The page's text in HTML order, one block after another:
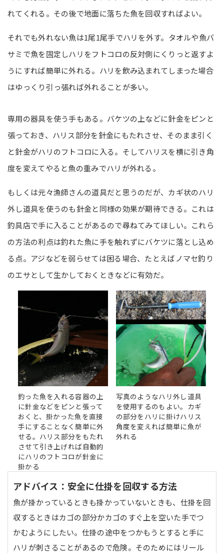
れてくれる。その後で地面に落ちた魚を回収すればよい。
それでも外れない魚は1尾1尾手でハリを外す。タオルや魚バ
サミで魚を固定しハリをフトコロの反対側にくりっと返すよ
うにすれば簡単に外れる。ハリを飲み込まれてしまった場合
はゆっくり引っ張れば外れることが多い。
専用の器具を使う手もある。バケツの上などに針金をピンと
張っておき、ハリス部分を針金にもたれさせ、そのまま引く
と針金がハリのフトコロに入る。そしてハリスを横に引き角
度を変えてやると魚の重みでハリが外れる。
もしくは元々漁師さんの道具だと思うのだが、カギ状のハリ
外し道具を使うのも針金と同様の効果が期待できる。これは
釣具店で手に入ることがあるので尋ねてみてほしい。これら
の方法の利点は釣れた魚に手を触れずにバケツに落とし込め
る点。アジなどを弱らせては困る場合、たとえばノマセ釣り
のエサとして生かしておくときなどに有効だ。
釣った魚を入れる容器の上
に針金などをピンと張って
おくと、掛かった魚を直接
手にすることなく簡単に外
せる。ハリス部分をもたれ
させて引き上げれば自動的
にハリのフトコロが針金に
掛かる
写真のようなハリ外し道具
を使用するのもよい。カギ
の部分をハリに掛けハリス
角度を変えれば簡単に魚が
外れる
アドバイス：安全に仕掛を回収する方法
魚が掛かっているときも掛かっていないときも、仕掛を回
収するときはカゴの部分かカゴのすぐ上を空いた手でつ
かむようにしたい。仕掛の途中をつかもうとすると手に
ハリが刺さることがあるので危険。そのためにはリール